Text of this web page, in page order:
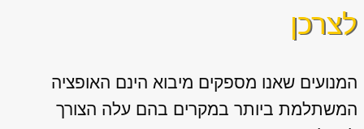
לצרכן
המנועים שאנו מספקים מיבוא הינם האופציה
המשתלמת ביותר במקרים בהם עלה הצורך